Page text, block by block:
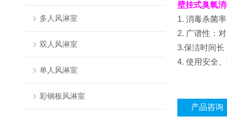
多人风淋室
双人风淋室
单人风淋室
彩钢板风淋室
壁挂式臭氧
1. 消毒杀菌
2. 广谱性：
3.保洁时间长
4. 使用安全
产品咨询